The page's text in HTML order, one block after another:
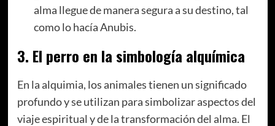
alma llegue de manera segura a su destino, tal
como lo hacía Anubis.
3. El perro en la simbología alquímica
En la alquimia, los animales tienen un significado
profundo y se utilizan para simbolizar aspectos del
viaje espiritual y de la transformación del alma. El